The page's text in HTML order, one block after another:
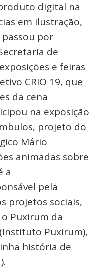
digital na
em ilustração,
por
de
e feiras
CRIO 19, que
da cena
na exposição
projeto do
Mário
animadas sobre
a
pela
projetos sociais,
Puxirum da
Puxirum),
história de